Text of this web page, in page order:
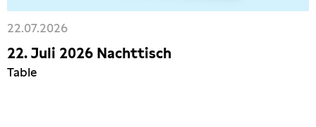
22.07.2026
22. Juli 2026 Nachttisch
Table